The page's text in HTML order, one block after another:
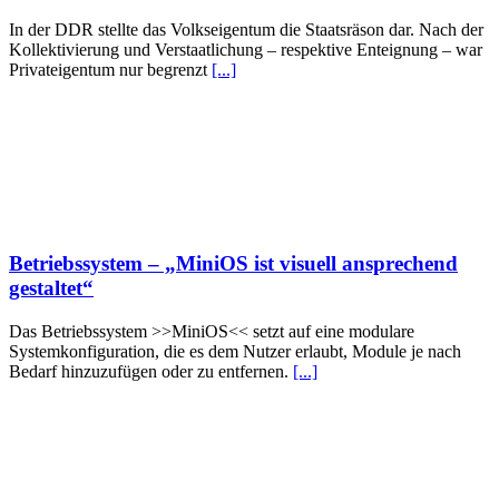
In der DDR stellte das Volkseigentum die Staatsräson dar. Nach der
Kollektivierung und Verstaatlichung – respektive Enteignung – war
Privateigentum nur begrenzt [...]
Betriebssystem – „MiniOS ist visuell ansprechend
gestaltet“
Das Betriebssystem >>MiniOS<< setzt auf eine modulare
Systemkonfiguration, die es dem Nutzer erlaubt, Module je nach
Bedarf hinzuzufügen oder zu entfernen. [...]